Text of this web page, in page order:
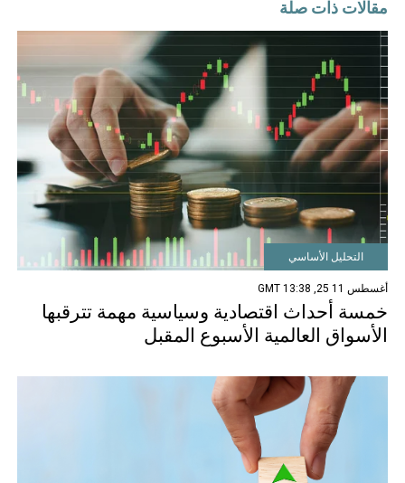
مقالات ذات صلة
التحليل الأساسي
أغسطس 11 25, 13:38 GMT
خمسة أحداث اقتصادية وسياسية مهمة تترقبها
الأسواق العالمية الأسبوع المقبل